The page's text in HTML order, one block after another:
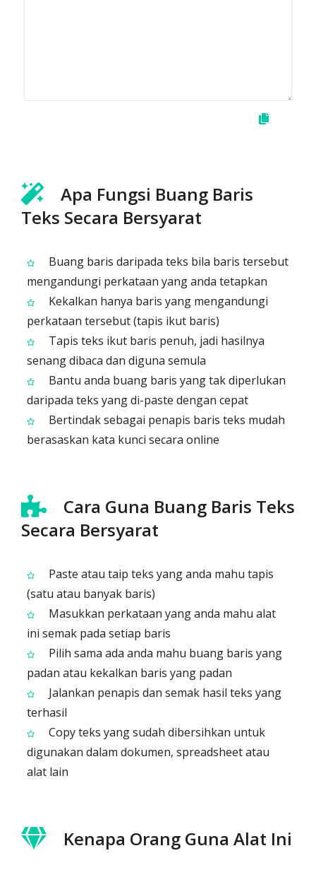
Apa Fungsi Buang Baris
Teks Secara Bersyarat
Buang baris daripada teks bila baris tersebut
mengandungi perkataan yang anda tetapkan
Kekalkan hanya baris yang mengandungi
perkataan tersebut (tapis ikut baris)
Tapis teks ikut baris penuh, jadi hasilnya
senang dibaca dan diguna semula
Bantu anda buang baris yang tak diperlukan
daripada teks yang di-paste dengan cepat
Bertindak sebagai penapis baris teks mudah
berasaskan kata kunci secara online
Cara Guna Buang Baris Teks
Secara Bersyarat
Paste atau taip teks yang anda mahu tapis
(satu atau banyak baris)
Masukkan perkataan yang anda mahu alat
ini semak pada setiap baris
Pilih sama ada anda mahu buang baris yang
padan atau kekalkan baris yang padan
Jalankan penapis dan semak hasil teks yang
terhasil
Copy teks yang sudah dibersihkan untuk
digunakan dalam dokumen, spreadsheet atau
alat lain
Kenapa Orang Guna Alat Ini